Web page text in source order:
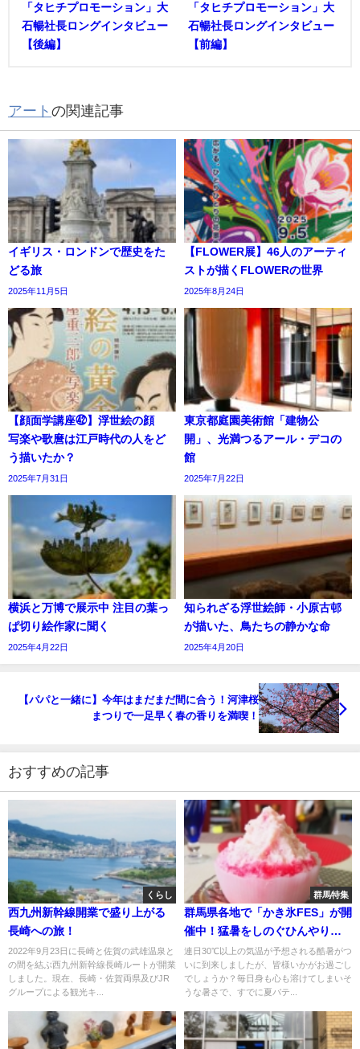
「タヒチプロモーション」大
石暢社長ロングインタビュー
【後編】
「タヒチプロモーション」大
石暢社長ロングインタビュー
【前編】
アート の関連記事
イギリス・ロンドンで歴史をた
どる旅
2025年11月5日
【FLOWER展】46人のアーティ
ストが描くFLOWERの世界
2025年8月24日
【顔面学講座㊷】浮世絵の顔
写楽や歌麿は江戸時代の人をど
う描いたか？
2025年7月31日
東京都庭園美術館「建物公
開」、光満つるアール・デコの
館
2025年7月22日
横浜と万博で展示中 注目の葉っ
ぱ切り絵作家に聞く
2025年4月22日
知られざる浮世絵師・小原古邨
が描いた、鳥たちの静かな命
2025年4月20日
【パパと一緒に】今年はまだまだ間に合う！河津桜
まつりで一足早く春の香りを満喫！
おすすめの記事
くらし
西九州新幹線開業で盛り上がる
長崎への旅！
2022年9月23日に長崎と佐賀の武雄温泉と
の間を結ぶ西九州新幹線長崎ルートが開業
しました。現在、長崎・佐賀両県及びJR
グループによる観光キ...
群馬特集
群馬県各地で「かき氷FES」が開
催中！猛暑をしのぐひんやりス
イーツの食べ歩きはいかが？
連日30℃以上の気温が予想される酷暑がつ
いに到来しましたが、皆様いかがお過ごし
でしょうか？毎日身も心も溶けてしまいそ
うな暑さで、すでに夏バテ...